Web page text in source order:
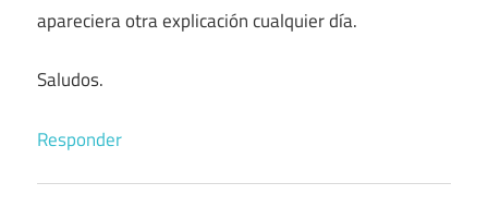
apareciera otra explicación cualquier día.
Saludos.
Responder